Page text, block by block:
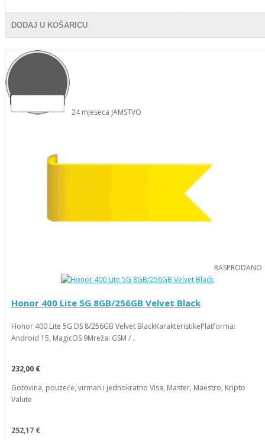
DODAJ U KOŠARICU
24 mjeseca JAMSTVO
RASPRODANO
Honor 400 Lite 5G 8GB/256GB Velvet Black
Honor 400 Lite 5G DS 8/256GB Velvet BlackKarakteristikePlatforma:
Android 15, MagicOS 9Mreža: GSM / ..
232,00 €
Gotovina, pouzeće, virman i jednokratno Visa, Master, Maestro, Kripto
Valute
252,17 €